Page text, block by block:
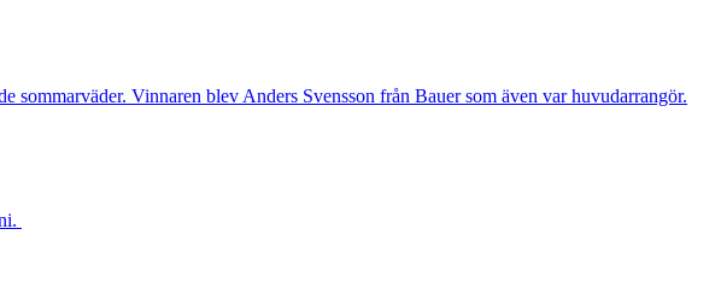
Vinnaren blev Anders Svensson från Bauer som även var huvudarrangör.